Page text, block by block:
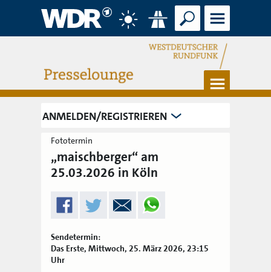
Verkehr
Suche Menü
Menü
ANMELDEN/REGISTRIEREN
Fototermin
„maischberger“ am
25.03.2026 in Köln
Sendetermin:
Das Erste, Mittwoch, 25. März 2026, 23:15
Uhr